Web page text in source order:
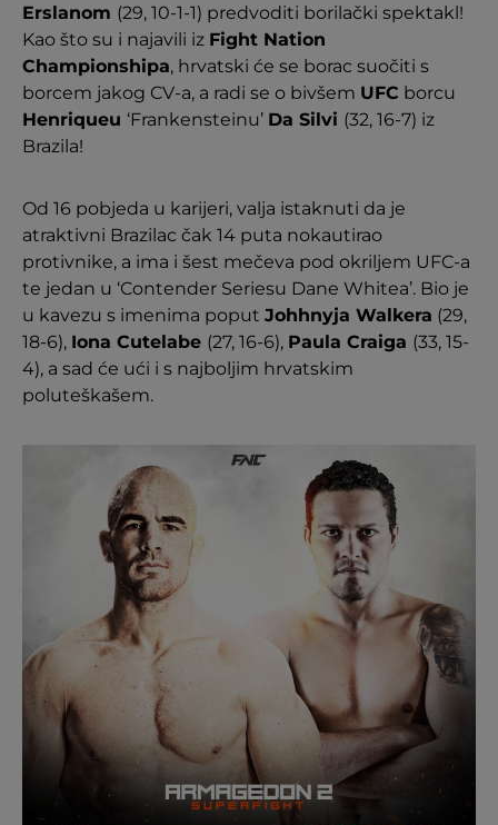
Erslanom (29, 10-1-1) predvoditi borilački spektakl!
Kao što su i najavili iz Fight Nation
Championshipa, hrvatski će se borac suočiti s
borcem jakog CV-a, a radi se o bivšem UFC borcu
Henriqueu ‘Frankensteinu’ Da Silvi (32, 16-7) iz
Brazila!
Od 16 pobjeda u karijeri, valja istaknuti da je
atraktivni Brazilac čak 14 puta nokautirao
protivnike, a ima i šest mečeva pod okriljem UFC-a
te jedan u ‘Contender Seriesu Dane Whitea’. Bio je
u kavezu s imenima poput Johhnyja Walkera (29,
18-6), Iona Cutelabe (27, 16-6), Paula Craiga (33, 15-
4), a sad će ući i s najboljim hrvatskim
poluteškašem.